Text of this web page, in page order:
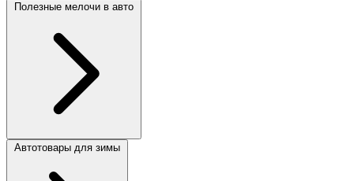
Полезные мелочи в авто
Автотовары для зимы